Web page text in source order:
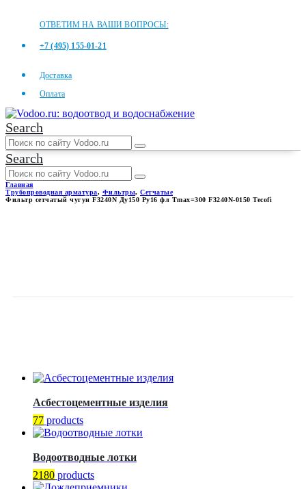
ОТВЕТИМ НА ВАШИ ВОПРОСЫ:
+7 (495) 155-01-21
Доставка
Оплата
Search
Search
Главная
Трубопроводная арматура, Фильтры, Сетчатые
Фильтр сетчатый чугун F3240N Ду150 Ру16 фл Tmax=300 F3240N-0150 Tecofi
Асбестоцементные изделия
77 products
Водоотводные лотки
2180 products